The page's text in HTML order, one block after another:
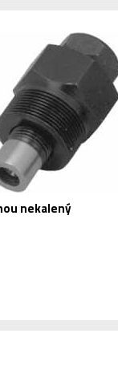
nekalený